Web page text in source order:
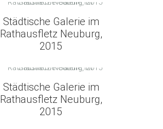
Städtische Galerie im
Rathausfletz Neuburg,
2015
Städtische Galerie im
Rathausfletz Neuburg,
2015